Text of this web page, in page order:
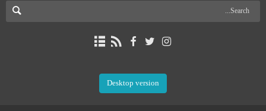
Desktop version